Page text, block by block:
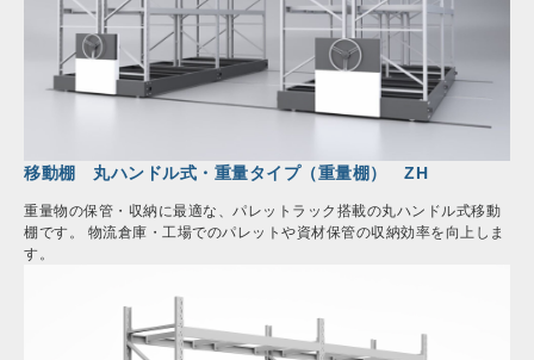
移動棚 丸ハンドル式・重量タイプ（重量棚） ZH
重量物の保管・収納に最適な、パレットラック搭載の丸ハンドル式移動
棚です。 物流倉庫・工場でのパレットや資材保管の収納効率を向上しま
す。